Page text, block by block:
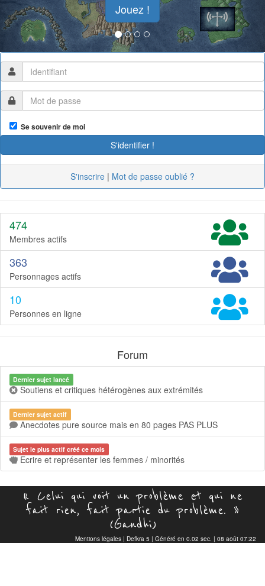
Jouez !
Se souvenir de moi
S'inscrire | Mot de passe oublié ?
474
Membres actifs
363
Personnages actifs
10
Personnes en ligne
Forum
Dernier sujet lancé
Soutiens et critiques hétérogènes aux extrémités
Dernier sujet actif
Anecdotes pure source mais en 80 pages PAS PLUS
Sujet le plus actif créé ce mois
Ecrire et représenter les femmes / minorités
« Celui qui voit un problème et qui ne
fait rien, fait partie du problème. »
(Gandhi)
Mentions légales | Defkra 5 | Généré en 0.02 sec. | 08 août 07:22